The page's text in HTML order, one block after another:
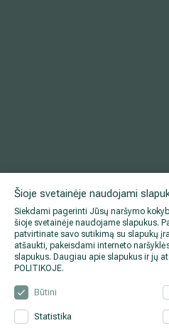
Šioje svetainėje naudojami
Siekdami pagerinti Jūsų naršymo
šioje svetainėje naudojame slapukus.
patvirtinate savo sutikimą su slapukų
atšaukti, pakeisdami interneto
slapukus. Daugiau apie slapukus ir jų
POLITIKOJE.
Būtini
Statistika